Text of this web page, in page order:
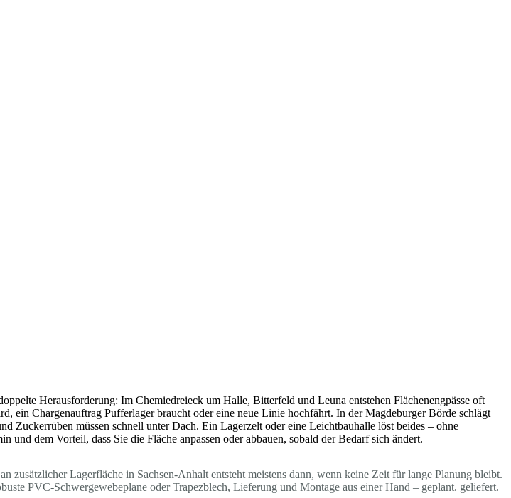
Herausforderung: Im Chemiedreieck um Halle, Bitterfeld und Leuna entstehen Flächenengpässe oft
ein Chargenauftrag Pufferlager braucht oder eine neue Linie hochfährt. In der Magdeburger Börde schlägt
Zuckerrüben müssen schnell unter Dach. Ein Lagerzelt oder eine Leichtbauhalle löst beides – ohne
und dem Vorteil, dass Sie die Fläche anpassen oder abbauen, sobald der Bedarf sich ändert.
Lagerfläche in Sachsen-Anhalt entsteht meistens dann, wenn keine Zeit für lange Planung bleibt.
PVC-Schwergewebeplane oder Trapezblech, Lieferung und Montage aus einer Hand – geplant. geliefert.